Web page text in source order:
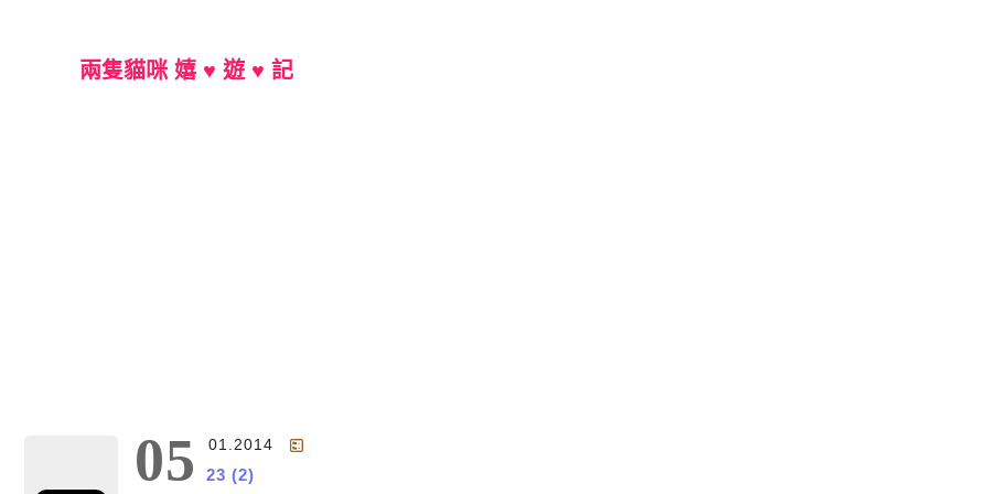
兩隻貓咪 嬉 ♥ 遊 ♥ 記
05 01.2014
23 (2)